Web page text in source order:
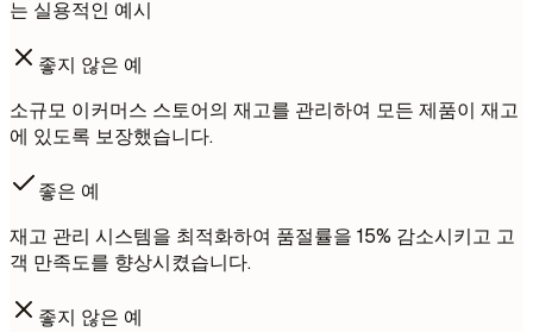
는 실용적인 예시
좋지 않은 예
소규모 이커머스 스토어의 재고를 관리하여 모든 제품이 재고
에 있도록 보장했습니다.
좋은 예
재고 관리 시스템을 최적화하여 품절률을 15% 감소시키고 고
객 만족도를 향상시켰습니다.
좋지 않은 예